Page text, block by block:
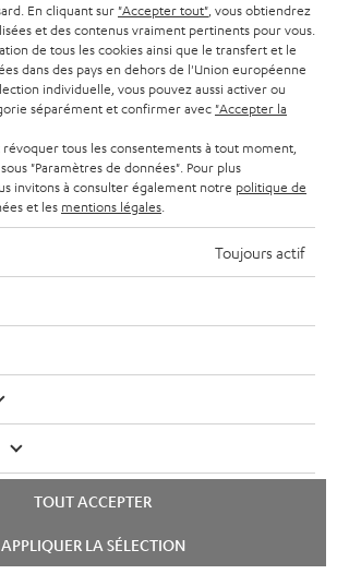
chat
En cliquant sur "Accepter tout" , vous obtiendrez
et des contenus vraiment pertinents pour vous.
de tous les cookies ainsi que le transfert et le
dans des pays en dehors de l'Union européenne
individuelle, vous pouvez aussi activer ou
séparément et confirmer avec "Accepter la
tous les consentements à tout moment,
"Paramètres de données". Pour plus
invitons à consulter également notre politique de
et les mentions légales
Toujours actif
TOUT ACCEPTER
APPLIQUER LA SÉLECTION